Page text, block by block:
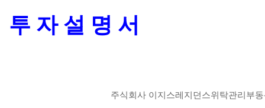
투 자 설 명 서
주식회사 이지스레지던스위탁관리부